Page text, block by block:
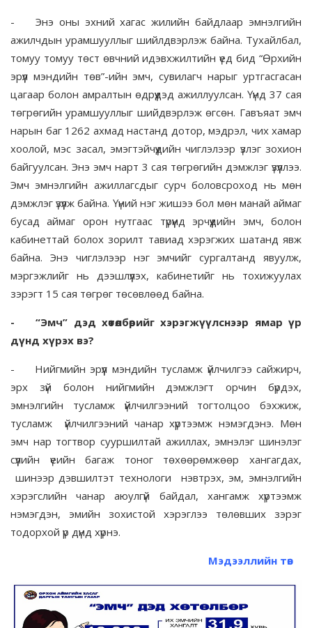
-
Энэ оны эхний хагас жилийн байдлаар эмнэлгийн
ажилчдын урамшууллыг шийлдвэрлэж байна. Тухайлбал,
томуу томуу төст өвчний идэвхжилтийн үед бид “Өрхийн
эрүүл мэндийн төв”-ийн эмч, сувилагч нарыг уртгасгасан
цагаар болон амралтын өдрүүдэд ажиллуулсан. Үүнд 37 сая
төгрөгийн урамшууллыг шийдвэрлэж өгсөн. Гавъяат эмч
нарын баг 1262 ахмад настанд дотор, мэдрэл, чих хамар
хоолой, мэс засал, эмэгтэйчүүдийн чиглэлээр үзлэг зохион
байгуулсан. Энэ эмч нарт 3 сая төгрөгийн дэмжлэг үзүүллээ.
Эмч эмнэлгийн ажиллагсдыг сурч боловсроход нь мөн
дэмжлэг үзүүлж байна. Үүний нэг жишээ бол мөн манай аймаг
бусад аймаг орон нутгаас түрүүнд эрчүүдийн эмч, болон
кабинеттай болох зорилт тавиад хэрэгжих шатанд явж
байна. Энэ чиглэлээр нэг эмчийг сургалтанд явуулж,
мэргэжлийг нь дээшлүүлэх, кабинетийг нь тохижуулах
зэрэгт 15 сая төгрөг төсөвлөөд байна.
-
“Эмч” дэд хөтөлбөрийг хэрэгжүүлснээр ямар үр
дүнд хүрэх вэ?
-
Нийгмийн эрүүл мэндийн тусламж үйлчилгээ сайжирч,
эрх зүй болон нийгмийн дэмжлэгт орчин бүрдэх,
эмнэлгийн тусламж үйлчилгээний тогтолцоо бэхжиж,
тусламж үйлчилгээний чанар хүртээмж нэмэгдэнэ. Мөн
эмч нар тогтвор сууршилтай ажиллах, эмнэлэг шинэлэг
сүүлийн үеийн багаж тоног төхөөрөмжөөр хангагдах,
шинээр дэвшилтэт технологи нэвтрэх, эм, эмнэлгийн
хэрэгслийн чанар аюулгүй байдал, хангамж хүртээмж
нэмэгдэн, эмийн зохистой хэрэглээ төлөвших зэрэг
тодорхой үр дүнд хүрнэ.
Мэдээллийн төв